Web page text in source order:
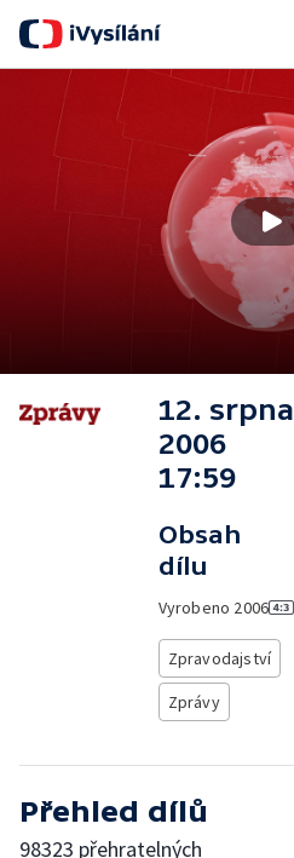
12. srpna
2006
17:59
Obsah
dílu
Vyrobeno 2006
Zpravodajství
Zprávy
Přehled dílů
98323 přehratelných